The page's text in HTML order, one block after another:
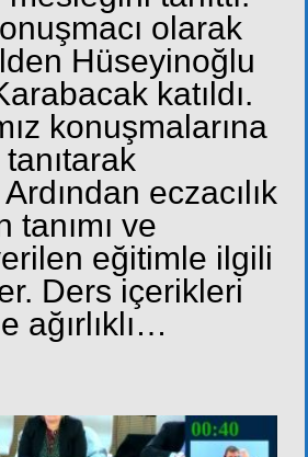
olarak
Hüseyinoğlu
katıldı.
konuşmalarına
eczacılık
tanımı ve
eğitimle ilgili
Ders içerikleri
ağırlıklı…